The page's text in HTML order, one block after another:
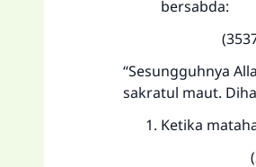
bersabda:
“Sesungguhnya
sakratul maut.
Ketika